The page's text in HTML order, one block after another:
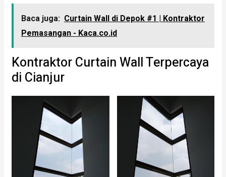
Baca juga: Curtain Wall di Depok #1 | Kontraktor
Pemasangan - Kaca.co.id
Kontraktor Curtain Wall Terpercaya
di Cianjur